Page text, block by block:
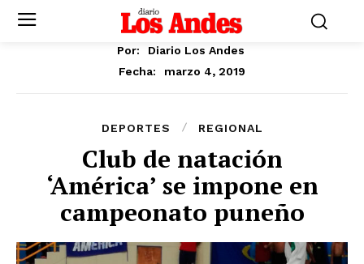
Por:
Diario Los Andes
Fecha:
marzo 4, 2019
DEPORTES REGIONAL
Club de natación
‘América’ se impone en
campeonato puneño